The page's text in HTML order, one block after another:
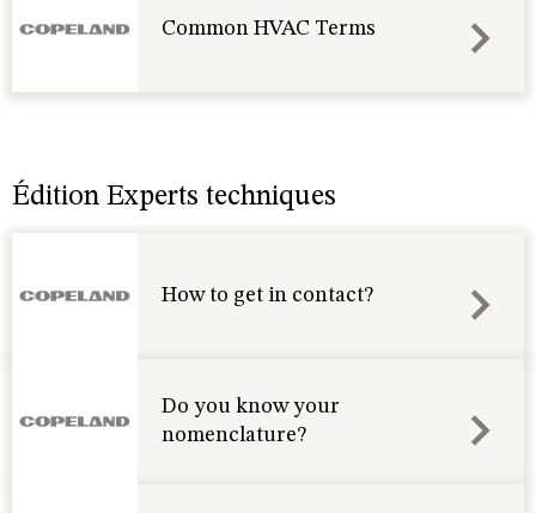
Common HVAC Terms
Édition Experts techniques
How to get in contact?
Do you know your
nomenclature?